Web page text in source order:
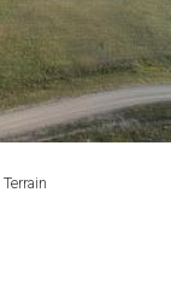
Terrain